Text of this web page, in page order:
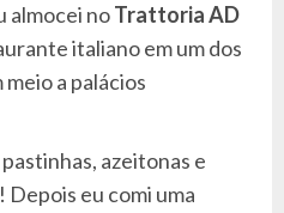
almocei noTrattoria AD
italiano em um dos
a palácios
azeitonas e
Depois eu comi uma